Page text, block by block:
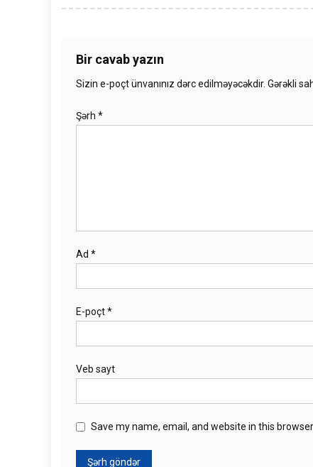
Bir cavab yazın
Sizin e-poçt ünvanınız dərc edilməyəcəkdir. Gərəkli
Şərh *
Ad *
E-poçt*
Veb sayt
Save my name, email, and website in this